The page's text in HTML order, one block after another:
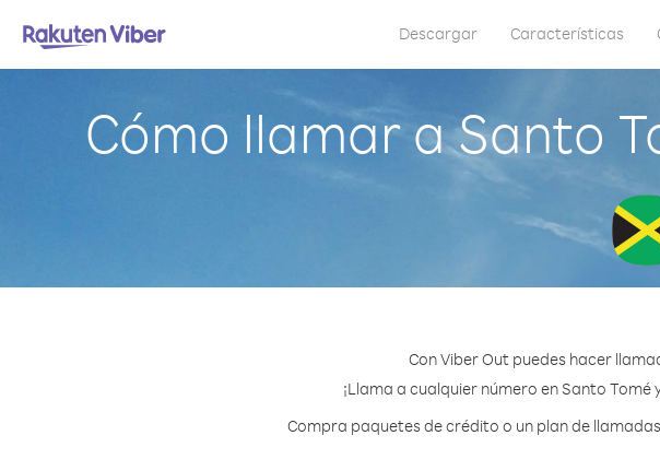
Descargar Características
Cómo llamar a Santo
Con Viber Out puedes hacer
¡Llama a cualquier número en Santo
Compra paquetes de crédito o un plan de